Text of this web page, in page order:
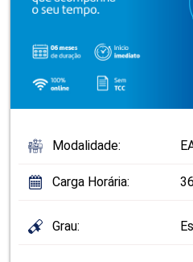
Modalidade:
Carga Horária:
Grau: